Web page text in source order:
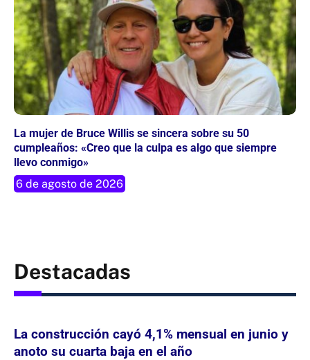
La mujer de Bruce Willis se sincera sobre su 50
cumpleaños: «Creo que la culpa es algo que siempre
llevo conmigo»
6 de agosto de 2026
Destacadas
La construcción cayó 4,1% mensual en junio y
anoto su cuarta baja en el año